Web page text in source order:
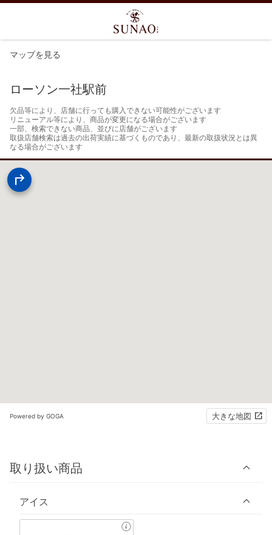
マップを見る
ローソン一社駅前
欠品等により、店舗に行っても購入できない可能性がございます
リニューアル等により、商品が変更になる場合がございます
一部、検索できない商品、並びに店舗がございます
取扱店舗検索は過去の出荷実績に基づくものであり、最新の取扱状況とは異
なる場合がございます
Powered by GOGA 大きな地図
取り扱い商品
アイス